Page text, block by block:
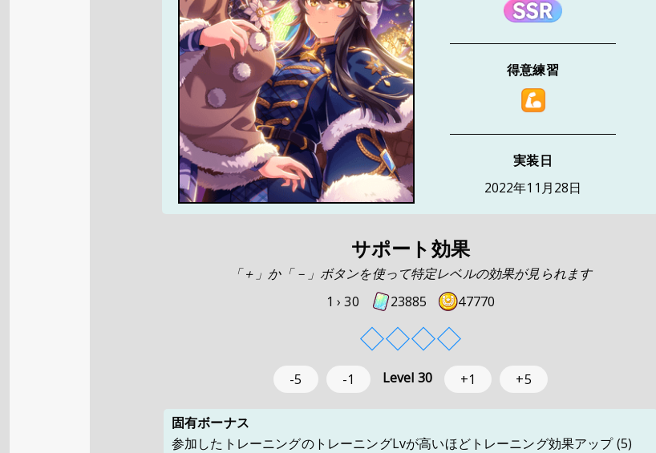
得意練習
実装日
2022年11月28日
サポート効果
「＋」か「－」ボタンを使って特定レベルの効果が見られます
1 ›30 23885 47770
◇◇◇◇
-5 -1 Level 30 +1 +5
固有ボーナス
参加したトレーニングのトレーニングLvが高いほどトレーニング効果アップ (5)